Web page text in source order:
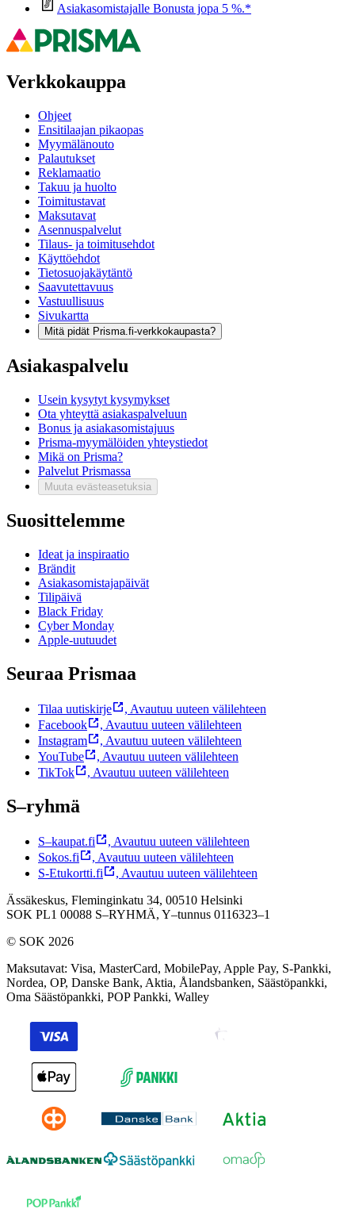
Asiakasomistajalle Bonusta jopa 5 %.*
Verkkokauppa
Ohjeet
Ensitilaajan pikaopas
Myymälänouto
Palautukset
Reklamaatio
Takuu ja huolto
Toimitustavat
Maksutavat
Asennuspalvelut
Tilaus- ja toimitusehdot
Käyttöehdot
Tietosuojakäytäntö
Saavutettavuus
Vastuullisuus
Sivukartta
Mitä pidät Prisma.fi-verkkokaupasta?
Asiakaspalvelu
Usein kysytyt kysymykset
Ota yhteyttä asiakaspalveluun
Bonus ja asiakasomistajuus
Prisma-myymälöiden yhteystiedot
Mikä on Prisma?
Palvelut Prismassa
Muuta evästeasetuksia
Suosittelemme
Ideat ja inspiraatio
Brändit
Asiakasomistajapäivät
Tilipäivä
Black Friday
Cyber Monday
Apple-uutuudet
Seuraa Prismaa
Tilaa uutiskirje , Avautuu uuteen välilehteen
Facebook
, Avautuu uuteen välilehteen
Instagram
, Avautuu uuteen välilehteen
YouTube
, Avautuu uuteen välilehteen
TikTok
, Avautuu uuteen välilehteen
S–ryhmä
S–kaupat.fi , Avautuu uuteen välilehteen
Sokos.fi
, Avautuu uuteen välilehteen
S-Etukortti.fi
, Avautuu uuteen välilehteen
Ässäkeskus, Fleminginkatu 34, 00510 Helsinki
SOK PL1 00088 S–RYHMÄ, Y–tunnus 0116323–1
© SOK 2026
Maksutavat: Visa, MasterCard, MobilePay, Apple Pay, S-Pankki,
Nordea, OP, Danske Bank, Aktia, Ålandsbanken, Säästöpankki,
Oma Säästöpankki, POP Pankki, Walley